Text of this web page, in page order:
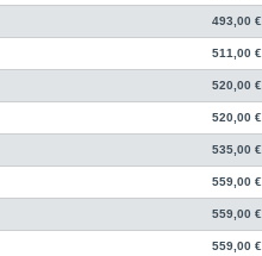
493,00 €
511,00 €
520,00 €
520,00 €
535,00 €
559,00 €
559,00 €
559,00 €